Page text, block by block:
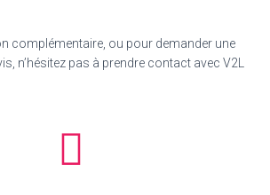
complémentaire, ou pour demander une
n’hésitez pas à prendre contact avec V2L